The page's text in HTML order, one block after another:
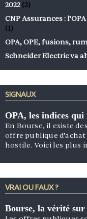
2022 (2)
CNP Assurances :
(1)
OPA, OPE, fusions,
Schneider Electric va
SIGNAUX
OPA, les indices
En Bourse, il existe
offre publique d’achat
hostile. Voici les plus
VRAI OU FAUX ?
Bourse, la vérité sur